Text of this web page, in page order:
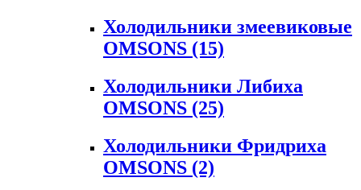
Холодильники змеевиковые
OMSONS (15)
Холодильники Либиха
OMSONS (25)
Холодильники Фридриха
OMSONS (2)